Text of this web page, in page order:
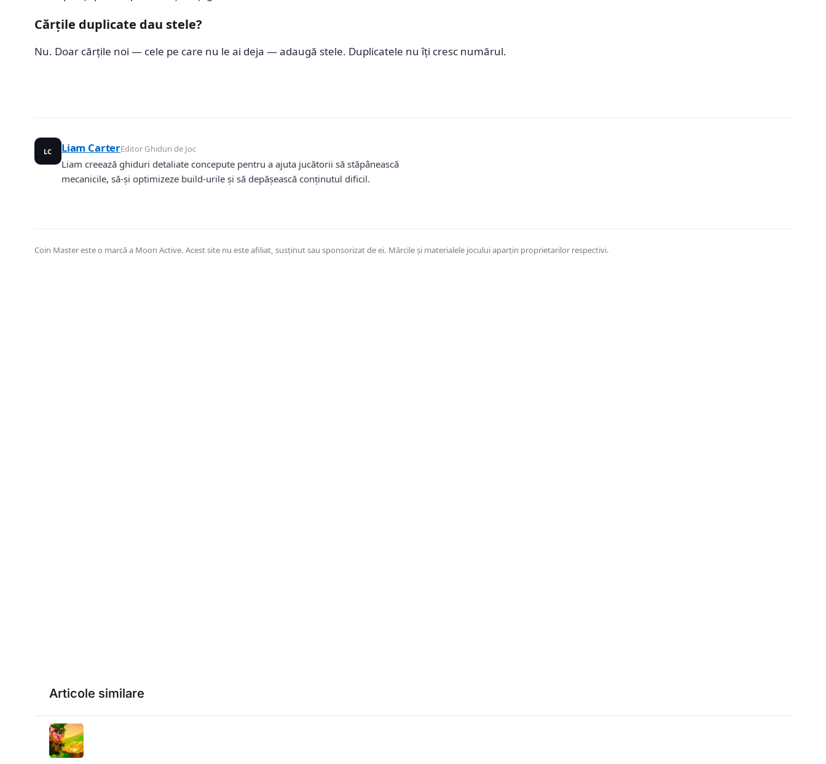
Cărțile duplicate dau stele?
Nu. Doar cărțile noi — cele pe care nu le ai deja — adaugă stele. Duplicatele nu îți cresc numărul.
LC Liam CarterEditor Ghiduri de Joc
Liam creează ghiduri detaliate concepute pentru a ajuta jucătorii să stăpânească
mecanicile, să-și optimizeze build-urile și să depășească conținutul dificil.
Coin Master este o marcă a Moon Active. Acest site nu este afiliat, susținut sau sponsorizat de ei. Mărcile și materialele jocului aparțin proprietarilor respectivi.
Articole similare